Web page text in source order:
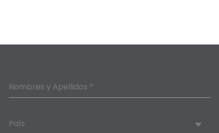
Nombres y Apellidos *
País